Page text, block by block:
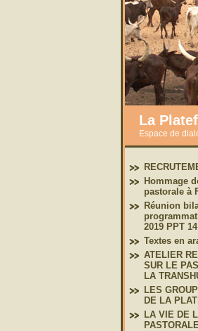
La
Espace de
Hommage
pastorale à
Réunion
2019 PPT
Textes en
ATELIER
SUR LE
LA
LES
DE LA
LA VIE DE